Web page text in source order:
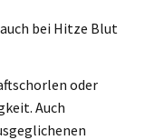
bei Hitze Blut
oder
Auch